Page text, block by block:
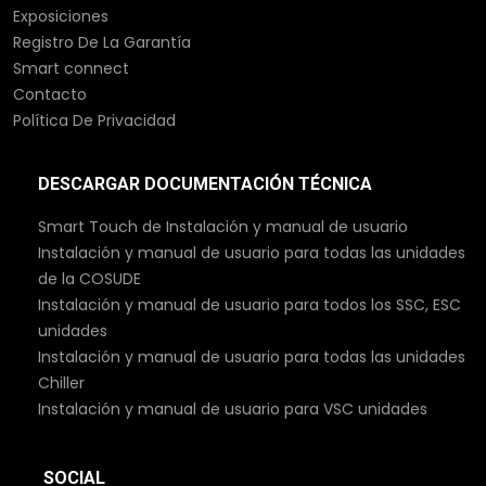
Exposiciones
Registro De La Garantía
Smart connect
Contacto
Política De Privacidad
DESCARGAR DOCUMENTACIÓN TÉCNICA
Smart Touch de Instalación y manual de usuario
Instalación y manual de usuario para todas las unidades
de la COSUDE
Instalación y manual de usuario para todos los SSC, ESC
unidades
Instalación y manual de usuario para todas las unidades
Chiller
Instalación y manual de usuario para VSC unidades
SOCIAL